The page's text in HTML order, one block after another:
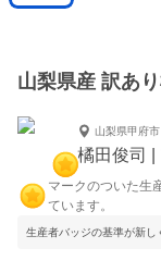
山梨県産 訳あ
山梨県甲府市
橘田俊司 |
マークのついた生
ています。
生産者バッジの基準が新し